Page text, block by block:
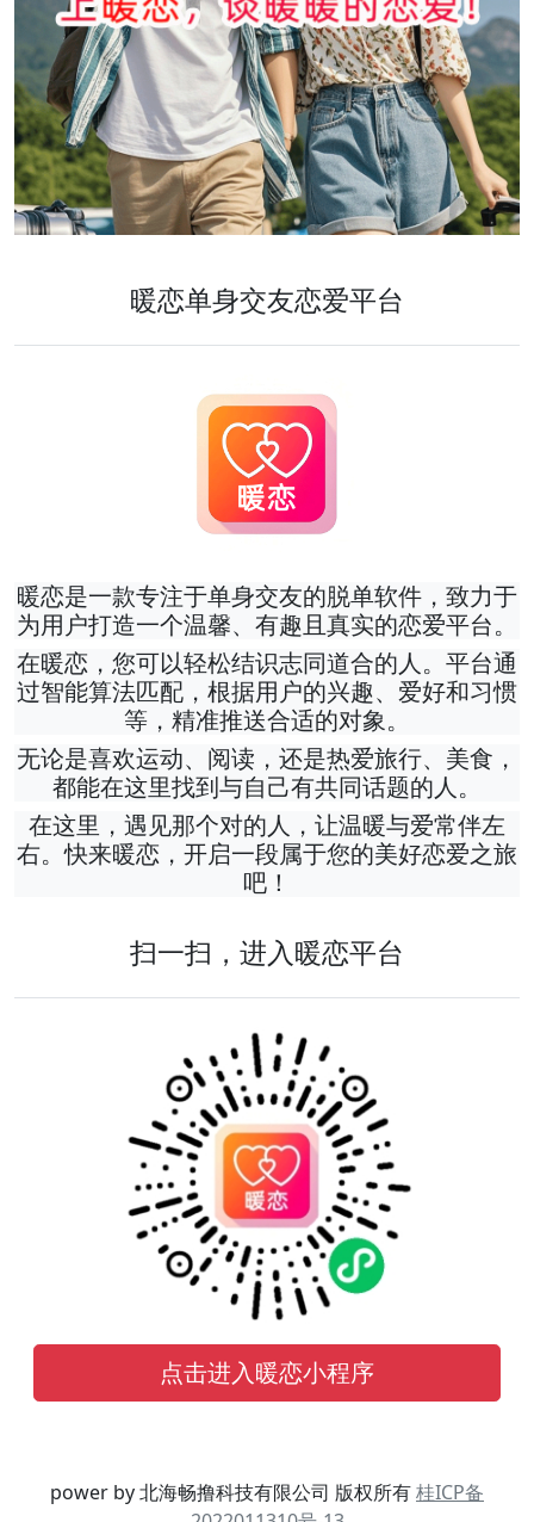
暖恋单身交友恋爱平台
暖恋是一款专注于单身交友的脱单软件，致力于
为用户打造一个温馨、有趣且真实的恋爱平台。
在暖恋，您可以轻松结识志同道合的人。平台通
过智能算法匹配，根据用户的兴趣、爱好和习惯
等，精准推送合适的对象。
无论是喜欢运动、阅读，还是热爱旅行、美食，
都能在这里找到与自己有共同话题的人。
在这里，遇见那个对的人，让温暖与爱常伴左
右。快来暖恋，开启一段属于您的美好恋爱之旅
吧！
扫一扫，进入暖恋平台
点击进入暖恋小程序
power by 北海畅撸科技有限公司 版权所有桂ICP备